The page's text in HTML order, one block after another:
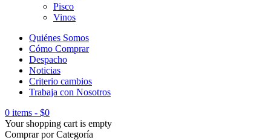
Pisco
Vinos
Quiénes Somos
Cómo Comprar
Despacho
Noticias
Criterio cambios
Trabaja con Nosotros
0 items - $0
Your shopping cart is empty
Comprar por Categoría